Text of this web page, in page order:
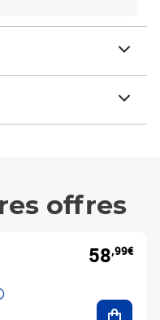
offres
58,99€